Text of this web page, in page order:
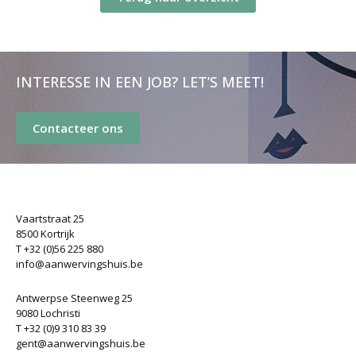
INTERESSE IN EEN JOB? LET’S MEET!
Contacteer ons
Vaartstraat 25
8500 Kortrijk
T +32 (0)56 225 880
info@aanwervingshuis.be
Antwerpse Steenweg 25
9080 Lochristi
T +32 (0)9 310 83 39
gent@aanwervingshuis.be